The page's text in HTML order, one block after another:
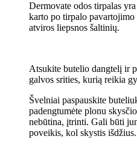
Dermovate odos tirpalas
karto po tirpalo
atviros liepsnos šaltinių.
Atsukite butelio dangtelį ir
galvos srities, kurią reikia
Švelniai paspauskite
padengtumėte plonu
nebūtina, įtrinti. Gali būti
poveikis, kol skystis išdžius.